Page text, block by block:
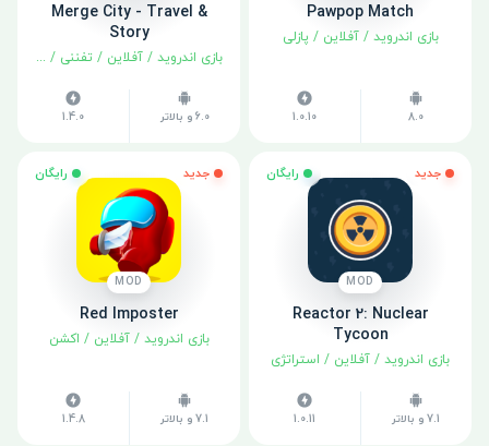
Pawpop Match
بازی اندروید /آفلاین / پازلی
8.0
1.0.10
Merge City - Travel &
Story
بازی اندروید / آفلاین / تفننی / شبیه
6.0 و بالاتر 1.4.0
جدید رایگان
MOD
Reactor 2: Nuclear
Tycoon
بازی اندروید / آفلاین / استراتژی
7.1 و بالاتر 1.0.11
جدید رایگان
MOD
Red Imposter
بازی اندروید /آفلاین / اکشن
7.1 و بالاتر 1.4.8